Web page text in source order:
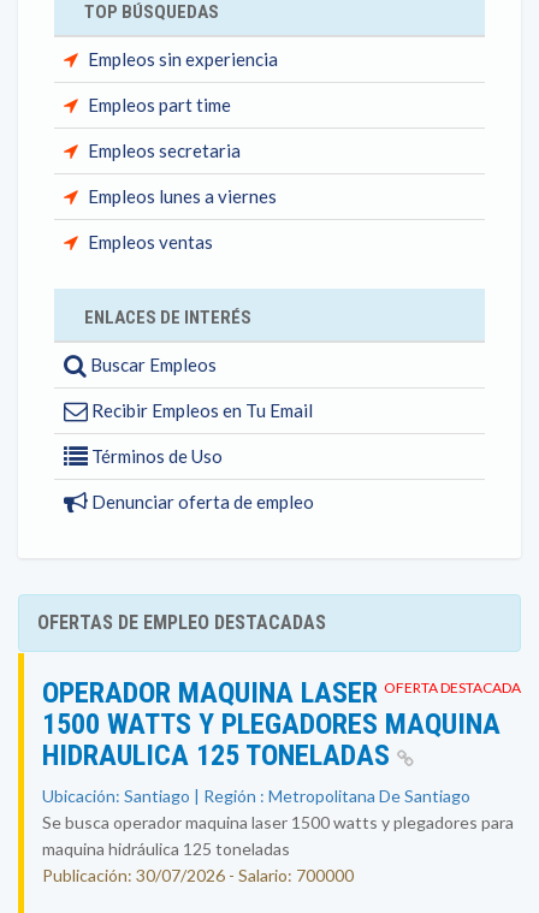
TOP BÚSQUEDAS
Empleos sin experiencia
Empleos part time
Empleos secretaria
Empleos lunes a viernes
Empleos ventas
ENLACES DE INTERÉS
Buscar Empleos
Recibir Empleos en Tu Email
Términos de Uso
Denunciar oferta de empleo
OFERTAS DE EMPLEO DESTACADAS
OFERTA DESTACADA
OPERADOR MAQUINA LASER
1500 WATTS Y PLEGADORES MAQUINA
HIDRAULICA 125 TONELADAS
Ubicación: Santiago | Región : Metropolitana De Santiago
Se busca operador maquina laser 1500 watts y plegadores para
maquina hidráulica 125 toneladas
Publicación: 30/07/2026 - Salario: 700000